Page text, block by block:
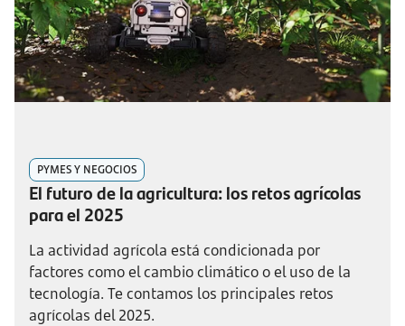
PYMES Y NEGOCIOS
El futuro de la agricultura: los retos agrícolas
para el 2025
La actividad agrícola está condicionada por
factores como el cambio climático o el uso de la
tecnología. Te contamos los principales retos
agrícolas del 2025.